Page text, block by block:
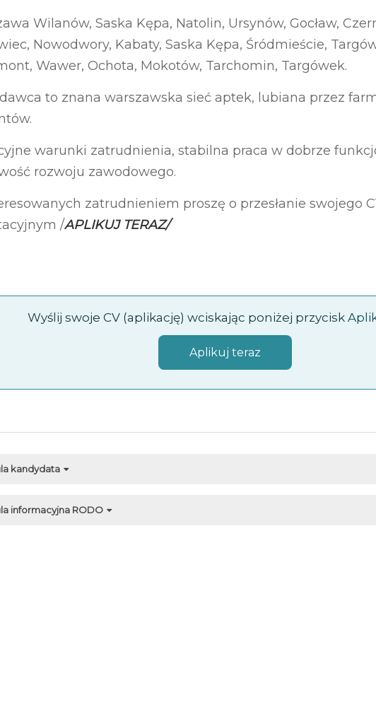
Wilanów, Saska Kępa, Natolin, Ursynów, Gocław,
Nowodwory, Kabaty, Saska Kępa, Śródmieście,
Wawer, Ochota, Mokotów, Tarchomin, Targówek.
to znana warszawska sieć aptek, lubiana przez
warunki zatrudnienia, stabilna praca w dobrze
rozwoju zawodowego.
zatrudnieniem proszę o przesłanie swojego
/APLIKUJ TERAZ/
Wyślij swoje CV (aplikację) wciskając poniżej przycisk
Aplikuj teraz
kandydata
informacyjna RODO